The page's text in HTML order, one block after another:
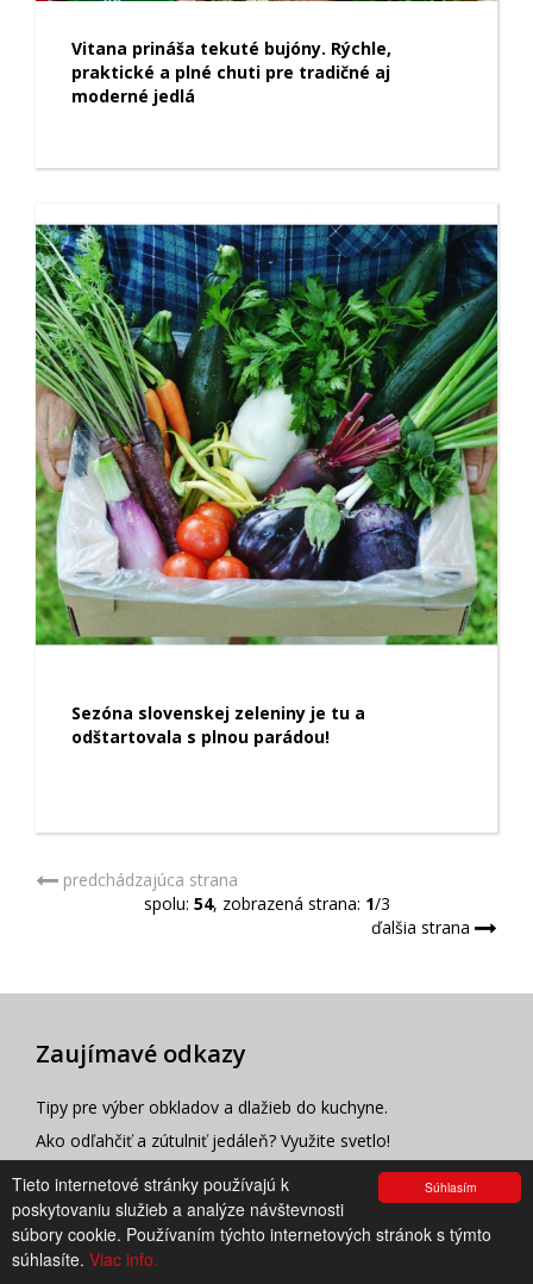
Súhlasím
Tieto internetové stránky používajú k
poskytovaniu služieb a analýze návštevnosti
súbory cookie. Používaním týchto internetových stránok s týmto
súhlasíte. Viac info.
Vitana prináša tekuté bujóny. Rýchle,
praktické a plné chuti pre tradičné aj
moderné jedlá
Sezóna slovenskej zeleniny je tu a
odštartovala s plnou parádou!
predchádzajúca strana
spolu: 54, zobrazená strana: 1/3
ďalšia strana
Zaujímavé odkazy
Tipy pre výber obkladov a dlažieb do kuchyne.
Ako odľahčiť a zútulniť jedáleň? Využite svetlo!
1000 a 1 kuchyňa. Inšpirácie od najznámejších svetových
vyrobcov.
Viete ako správne navrhnúť osvetlenie kuchyne?
Čo potrebujete vedieť pri zariaďovaní kuchyne?